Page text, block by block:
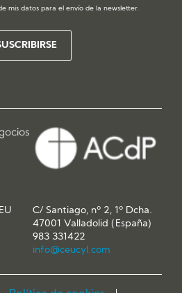
mis datos para el envío de la newsletter.
C/ Santiago, nº 2, 1º Dcha.
47001 Valladolid (España)
983 331422
info@ceucyl.com